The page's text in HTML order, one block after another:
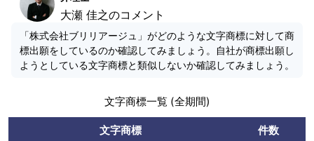
大瀬 佳之のコメント
「株式会社ブリリアージュ」がどのような文字商標に対して商
標出願をしているのか確認してみましょう。自社が商標出願し
ようとしている文字商標と類似しないか確認してみましょう。
文字商標一覧 (全期間)
文字商標
件数